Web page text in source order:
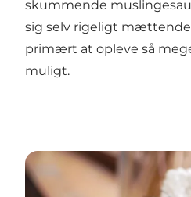
skummende
sig selv rigeligt
primært at opleve så
muligt.